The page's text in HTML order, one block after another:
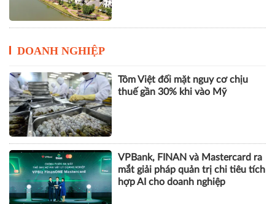
DOANH NGHIỆP
Tôm Việt đối mặt nguy cơ chịu
thuế gần 30% khi vào Mỹ
VPBank, FINAN và Mastercard ra
mắt giải pháp quản trị chi tiêu tích
hợp AI cho doanh nghiệp